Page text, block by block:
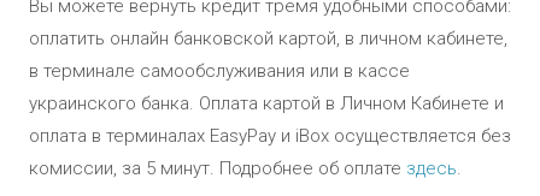
Вы можете вернуть кредит тремя удобными способами:
оплатить онлайн банковской картой, в личном кабинете,
в терминале самообслуживания или в кассе
украинского банка. Оплата картой в Личном Кабинете и
оплата в терминалах EasyPay и iBox осуществляется без
комиссии, за 5 минут. Подробнее об оплате здесь.